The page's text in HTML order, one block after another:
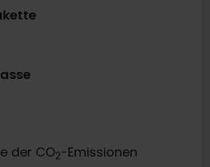
der CO2-Emissionen